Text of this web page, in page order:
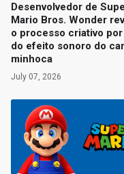
Desenvolvedor de
Mario Bros. Wonder
o processo criativo
do efeito sonoro do
minhoca
July 07, 2026